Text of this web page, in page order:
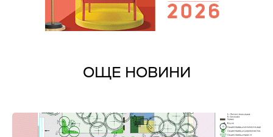
ОЩЕ НОВИНИ